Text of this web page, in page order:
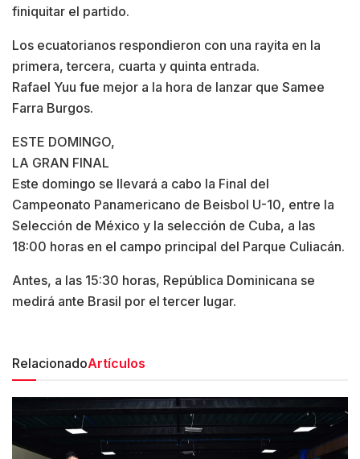
finiquitar el partido.
Los ecuatorianos respondieron con una rayita en la
primera, tercera, cuarta y quinta entrada.
Rafael Yuu fue mejor a la hora de lanzar que Samee
Farra Burgos.
ESTE DOMINGO,
LA GRAN FINAL
Este domingo se llevará a cabo la Final del
Campeonato Panamericano de Beisbol U-10, entre la
Selección de México y la selección de Cuba, a las
18:00 horas en el campo principal del Parque Culiacán.
Antes, a las 15:30 horas, República Dominicana se
medirá ante Brasil por el tercer lugar.
RelacionadoArtículos